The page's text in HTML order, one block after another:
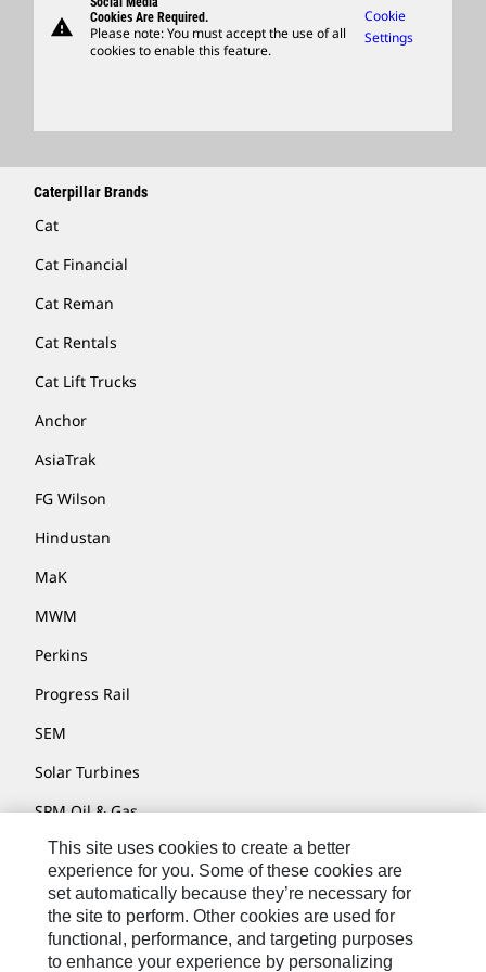
Caterpillar Ventures
Licensing
Merchandise
warning
Cookies Are Required.
Please note: You must accept the use of all
cookies to enable this feature.
Cookie
Settings
Caterpillar Brands
Cat
Cat Financial
Cat Reman
Cat Rentals
Cat Lift Trucks
Anchor
AsiaTrak
FG Wilson
Hindustan
MaK
MWM
Perkins
Progress Rail
SEM
Solar Turbines
SPM Oil & Gas
Turner Powertrain Systems
Contact
This site uses cookies to create a better
experience for you. Some of these cookies are
set automatically because they’re necessary for
the site to perform. Other cookies are used for
functional, performance, and targeting purposes
to enhance your experience by personalizing